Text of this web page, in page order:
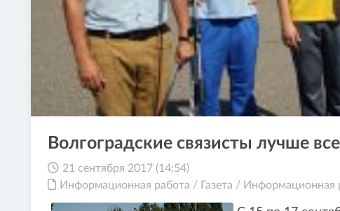
Волгоградские связисты лучше
21 сентября 2017 (14:54)
Информационная работа / Газета / Информационная